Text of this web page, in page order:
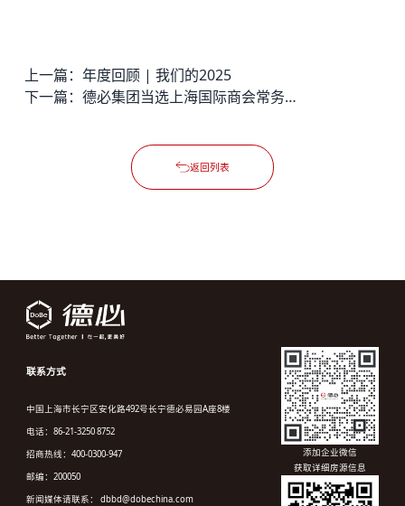
上一篇：年度回顾 | 我们的2025
下一篇：
德必集团当选上海国际商会常务理事单位
返回列表
联系方式
中国上海市长宁区安化路492号长宁德必易园A座8楼
电话：86-21-3250 8752
招商热线：400-0300-947
邮编：200050
新闻媒体请联系： dbbd@dobechina.com
添加企业微信
获取详细房源信息